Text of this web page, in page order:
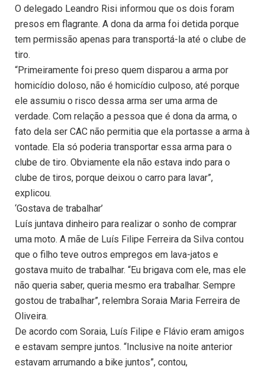
O delegado Leandro Risi informou que os dois foram
presos em flagrante. A dona da arma foi detida porque
tem permissão apenas para transportá-la até o clube de
tiro.
“Primeiramente foi preso quem disparou a arma por
homicídio doloso, não é homicídio culposo, até porque
ele assumiu o risco dessa arma ser uma arma de
verdade. Com relação a pessoa que é dona da arma, o
fato dela ser CAC não permitia que ela portasse a arma à
vontade. Ela só poderia transportar essa arma para o
clube de tiro. Obviamente ela não estava indo para o
clube de tiros, porque deixou o carro para lavar”,
explicou.
‘Gostava de trabalhar’
Luís juntava dinheiro para realizar o sonho de comprar
uma moto. A mãe de Luís Filipe Ferreira da Silva contou
que o filho teve outros empregos em lava-jatos e
gostava muito de trabalhar. “Eu brigava com ele, mas ele
não queria saber, queria mesmo era trabalhar. Sempre
gostou de trabalhar”, relembra Soraia Maria Ferreira de
Oliveira.
De acordo com Soraia, Luís Filipe e Flávio eram amigos
e estavam sempre juntos. “Inclusive na noite anterior
estavam arrumando a bike juntos”, contou,